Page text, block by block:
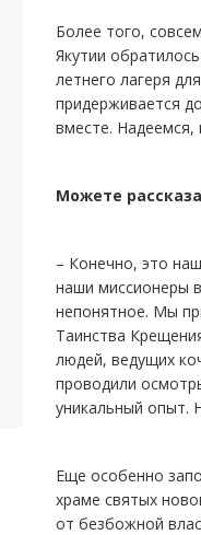
Более того,
Якутии
летнего лагеря
придерживается
вместе. Надеемся,
Можете
– Конечно, это
наши миссионеры
непонятное. Мы
Таинства
людей, ведущих
проводили
уникальный опыт.
Еще особенно
храме святых
от безбожной